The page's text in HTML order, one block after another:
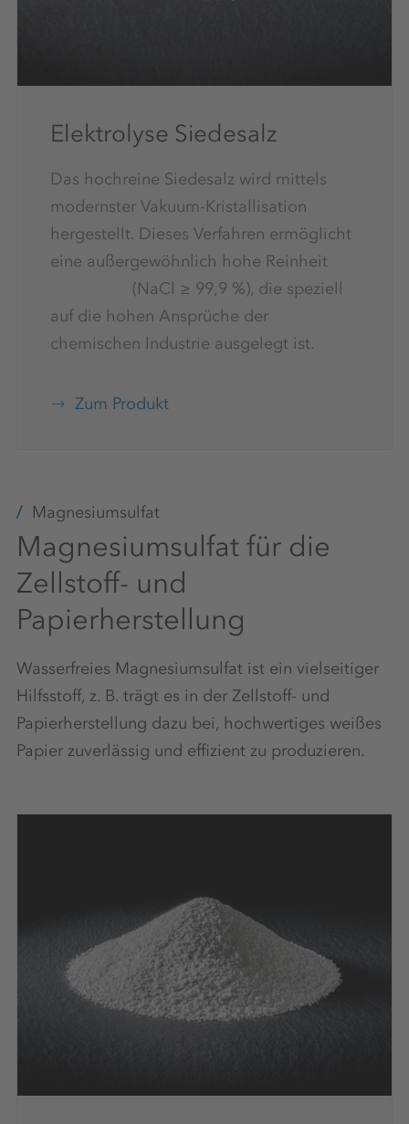
Elektrolyse Siedesalz
Das hochreine Siedesalz wird mittels
modernster Vakuum-Kristallisation
hergestellt. Dieses Verfahren ermöglicht
eine außergewöhnlich hohe Reinheit
(NaCl ≥ 99,9 %), die speziell
auf die hohen Ansprüche der
chemischen Industrie ausgelegt ist.
Zum Produkt
Magnesiumsulfat
Magnesiumsulfat für die
Zellstoff- und
Papierherstellung
Wasserfreies Magnesiumsulfat ist ein vielseitiger
Hilfsstoff, z. B. trägt es in der Zellstoff- und
Papierherstellung dazu bei, hochwertiges weißes
Papier zuverlässig und effizient zu produzieren.